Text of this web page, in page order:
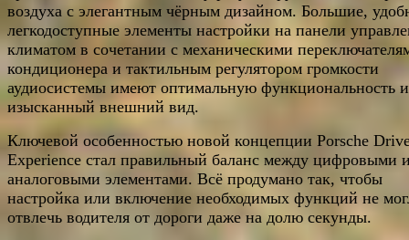
воздуха с элегантным чёрным дизайном. Большие,
легкодоступные элементы настройки на панели
климатом в сочетании с механическими
кондиционера и тактильным регулятором громкости
аудиосистемы имеют оптимальную функциональность и
изысканный внешний вид.
Ключевой особенностью новой концепции Porsche
Experience стал правильный баланс между цифровыми
аналоговыми элементами. Всё продумано так, чтобы
настройка или включение необходимых функций не
отвлечь водителя от дороги даже на долю секунды.